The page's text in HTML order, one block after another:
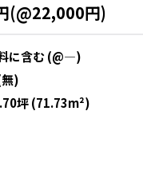
(@22,000円)
に含む (@―)
)
坪 (71.73m²)